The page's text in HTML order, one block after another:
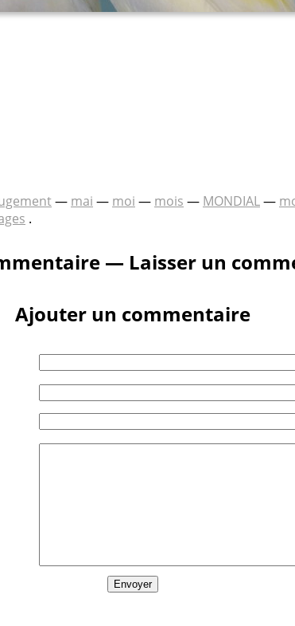
— mai — moi — mois — MONDIAL—
.
— Laisser un
Ajouter un commentaire